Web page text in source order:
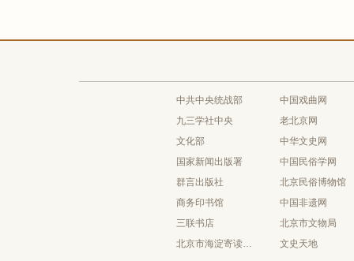
中共中央统战部
九三学社中央
文化部
国家新闻出版署
群言出版社
商务印书馆
三联书店
北京市海淀寄读学校
中国戏曲网
老北京网
中华文史网
中国民俗学网
北京民俗博物馆
中国非遗网
北京市文物局
文史天地